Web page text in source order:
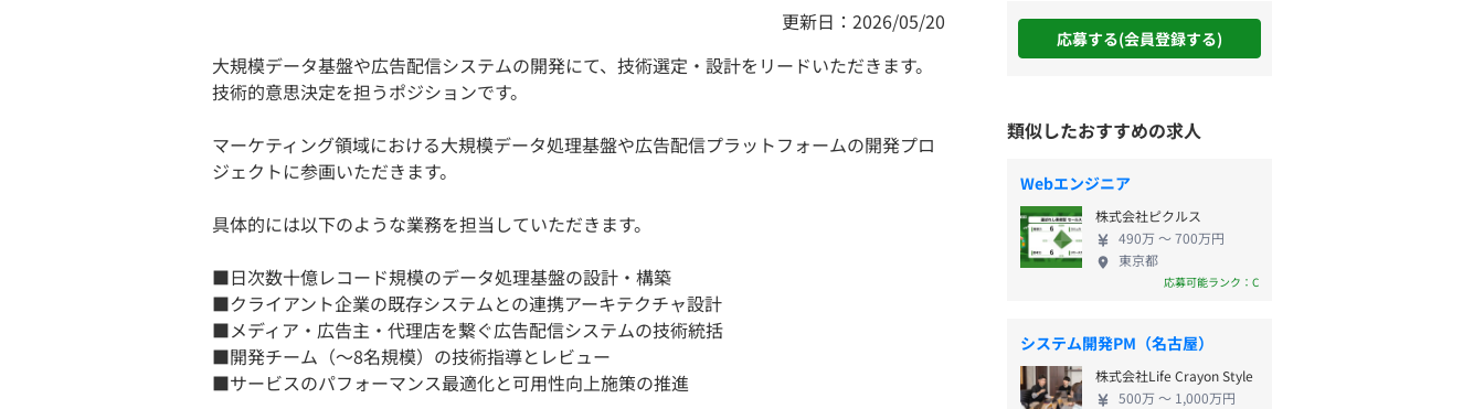
更新日：2026/05/20
大規模データ基盤や広告配信システムの開発にて、技術選定・設計をリードいただきます。
技術的意思決定を担うポジションです。
マーケティング領域における大規模データ処理基盤や広告配信プラットフォームの開発プロ
ジェクトに参画いただきます。
具体的には以下のような業務を担当していただきます。
■⽇次数⼗億レコード規模のデータ処理基盤の設計・構築
■クライアント企業の既存システムとの連携アーキテクチャ設計
■メディア・広告主・代理店を繋ぐ広告配信システムの技術統括
■開発チーム（〜8名規模）の技術指導とレビュー
■サービスのパフォーマンス最適化と可⽤性向上施策の推進
応募する(会員登録する)
類似したおすすめの求人
Webエンジニア
株式会社ピクルス
490万 〜 700万円
東京都
応募可能ランク：C
システム開発PM（名古屋）
株式会社Life Crayon Style
500万 〜 1,000万円